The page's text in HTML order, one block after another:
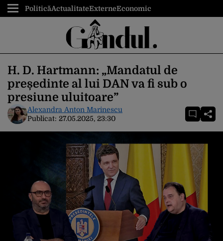
PoliticăActualitateExterneEconomic
H. D. Hartmann: „Mandatul de
președinte al lui DAN va fi sub o
presiune uluitoare”
Alexandra Anton Marinescu
Publicat: 27.05.2025, 23:30